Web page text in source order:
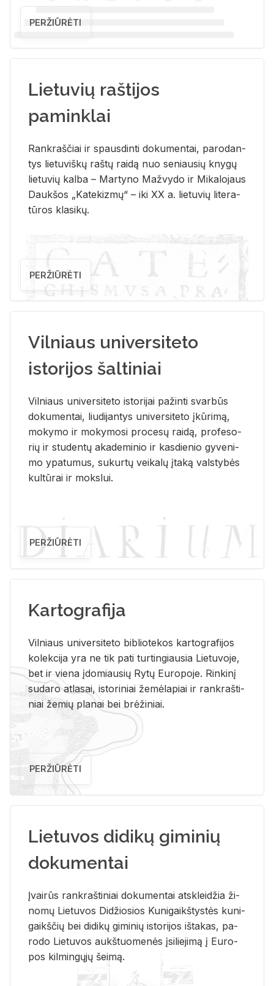
PERŽIŪRĖTI
Lietuvių raštijos
paminklai
Rank­raš­čiai ir spaus­din­ti do­ku­men­tai, pa­ro­dan­
tys lie­tu­viš­kų raš­tų rai­dą nuo se­niau­sių kny­gų
lie­tu­vių kal­ba – Mar­ty­no Ma­žvy­do ir Mi­ka­lo­jaus
Dauk­šos „Ka­te­kiz­mų“ – iki XX a. lie­tu­vių li­te­ra­
tū­ros kla­si­kų.
PERŽIŪRĖTI
Vilniaus universiteto
istorijos šaltiniai
Vil­niaus uni­ver­si­te­to is­to­ri­jai pa­žin­ti svar­būs
do­ku­men­tai, liu­di­jan­tys uni­ver­si­te­to įkū­ri­mą,
mo­ky­mo ir mo­ky­mo­si pro­ce­sų rai­dą, pro­fe­so­
rių ir stu­den­tų aka­de­mi­nio ir kas­die­nio gy­ve­ni­
mo ypa­tu­mus, su­kur­tų vei­ka­lų įta­ką vals­ty­bės
kul­tū­rai ir moks­lui.
PERŽIŪRĖTI
Kartografija
Vil­niaus uni­ver­si­te­to bi­b­lio­te­kos kar­to­gra­fi­jos
ko­lek­ci­ja yra ne tik pati tur­tin­giau­sia Lie­tu­vo­je,
bet ir vie­na įdo­miau­sių Rytų Eu­ro­po­je. Rin­ki­nį
su­da­ro at­la­sai, is­to­ri­niai že­mė­la­piai ir rank­raš­ti­
niai že­mių pla­nai bei brė­ži­niai.
PERŽIŪRĖTI
Lietuvos didikų giminių
dokumentai
Įvai­rūs rank­raš­ti­niai do­ku­men­tai at­sklei­džia ži­
no­mų Lie­tu­vos Di­džio­sios Ku­ni­gaikš­tys­tės ku­ni­
gaikš­čių bei di­di­kų gi­mi­nių is­to­ri­jos iš­ta­kas, pa­
ro­do Lie­tu­vos aukš­tuo­me­nės įsi­lie­ji­mą į Eu­ro­
pos kil­min­gų­jų šei­mą.